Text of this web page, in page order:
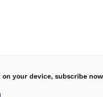
your device, subscribe